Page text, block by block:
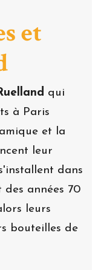
et
qui
à Paris
et la
leur
dans
années 70
leurs
bouteilles de